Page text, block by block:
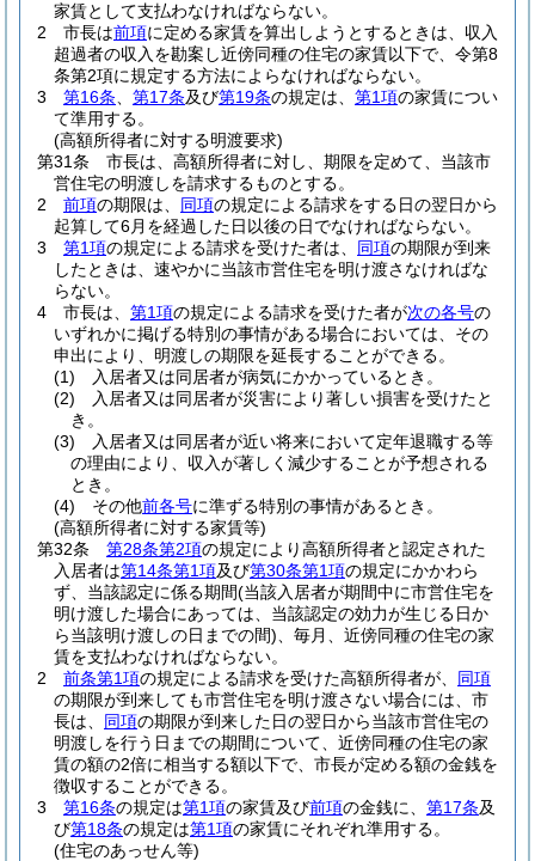
家賃として支払わなければならない。
2
市長は前項に定める家賃を算出しようとするときは、収入
超過者の収入を勘案し近傍同種の住宅の家賃以下で、令第8
条第2項に規定する方法によらなければならない。
3
第16条 第17条及び第19条の規定は、 第1項の家賃につい
て準用する。
(高額所得者に対する明渡要求)
第31条
市長は、高額所得者に対し、期限を定めて、当該市
営住宅の明渡しを請求するものとする。
2
前項の期限は、 同項の規定による請求をする日の翌日から
起算して6月を経過した日以後の日でなければならない。
3
第1項の規定による請求を受けた者は、 同項の期限が到来
したときは、速やかに当該市営住宅を明け渡さなければな
らない。
4
市長は、 第1項の規定による請求を受けた者が次の各号の
いずれかに掲げる特別の事情がある場合においては、その
申出により、明渡しの期限を延長することができる。
(1)
入居者又は同居者が病気にかかっているとき。
(2)
入居者又は同居者が災害により著しい損害を受けたと
き。
(3)
入居者又は同居者が近い将来において定年退職する等
の理由により、収入が著しく減少することが予想される
とき。
(4)
その他前各号に準ずる特別の事情があるとき。
(高額所得者に対する家賃等)
第32条
第28条第2項の規定により高額所得者と認定された
入居者は第14条第1項及び第30条第1項の規定にかかわら
ず、当該認定に係る期間(当該入居者が期間中に市営住宅を
明け渡した場合にあっては、当該認定の効力が生じる日か
ら当該明け渡しの日までの間) 、毎月、近傍同種の住宅の家
賃を支払わなければならない。
2
前条第1項の規定による請求を受けた高額所得者が、 同項
の期限が到来しても市営住宅を明け渡さない場合には、市
長は、 同項の期限が到来した日の翌日から当該市営住宅の
明渡しを行う日までの期間について、近傍同種の住宅の家
賃の額の2倍に相当する額以下で、市長が定める額の金銭を
徴収することができる。
3
第16条の規定は第1項の家賃及び前項の金銭に、 第17条及
び第18条の規定は第1項の家賃にそれぞれ準用する。
(住宅のあっせん等)